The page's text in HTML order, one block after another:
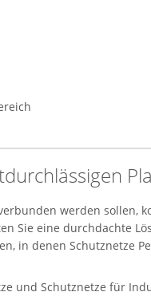
werden
Sie eine durchdachte
in denen Schutznetze
und Schutznetze für